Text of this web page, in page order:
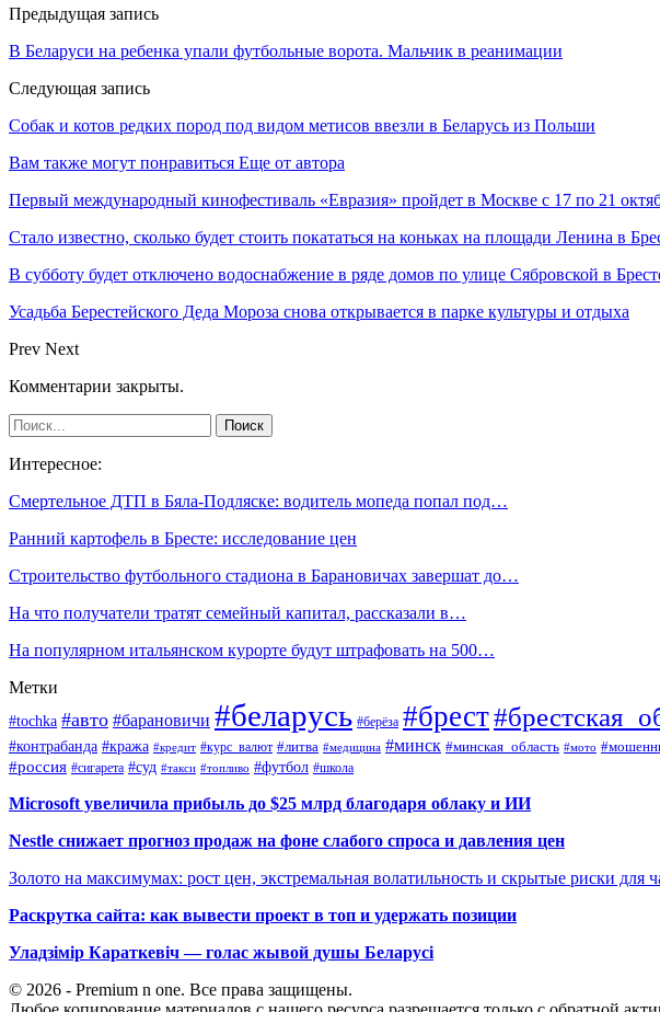
Предыдущая запись
В Беларуси на ребенка упали футбольные ворота. Мальчик в реанимации
Следующая запись
Собак и котов редких пород под видом метисов ввезли в Беларусь из Польши
Вам также могут понравиться Еще от автора
Первый международный кинофестиваль «Евразия» пройдет в Москве с 17 по 21
Стало известно, сколько будет стоить покататься на коньках на площади Ленина в
В субботу будет отключено водоснабжение в ряде домов по улице Сябровской в
Усадьба Берестейского Деда Мороза снова открывается в парке культуры и отдыха
Prev Next
Комментарии закрыты.
Интересное:
Смертельное ДТП в Бяла-Подляске: водитель мопеда попал под…
Ранний картофель в Бресте: исследование цен
Строительство футбольного стадиона в Барановичах завершат до…
На что получатели тратят семейный капитал, рассказали в…
На популярном итальянском курорте будут штрафовать на 500…
Метки
#tochka #авто #барановичи #беларусь #берёза #брест
#контрабанда #кража #кредит #курс_валют #литва #медицина #минск #минская_область #мото
#россия #сигарета #суд #такси #топливо #футбол #школа
Microsoft увеличила прибыль до $25 млрд благодаря облаку и ИИ
Nestle снижает прогноз продаж на фоне слабого спроса и давления цен
Золото на максимумах: рост цен, экстремальная волатильность и скрытые риски для
Раскрутка сайта: как вывести проект в топ и удержать позиции
Уладзімір Караткевіч — голас жывой душы Беларусі
© 2026 - Premium n one. Все права защищены.